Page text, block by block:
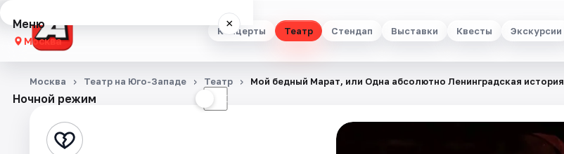
Концерты Театр Стендап Выставки Квесты Экскурсии
Меню ×
Москва
Концерты
Стендап
Ночной режим ☾
Москва Театр на Юго-Западе Театр Мой бедный Марат, или Одна абсолютно Ленинградская история